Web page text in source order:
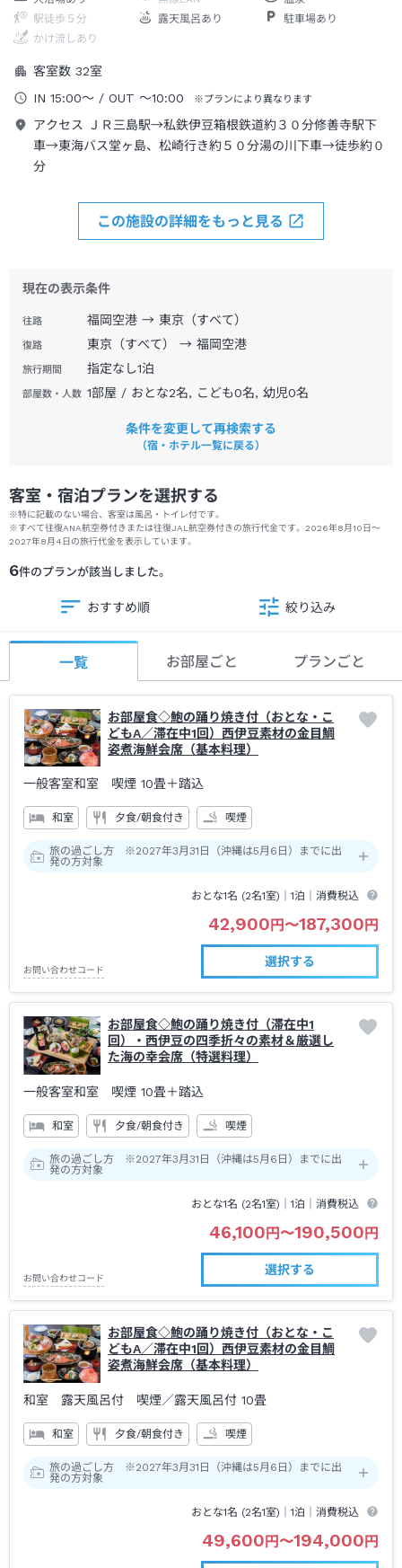
駅徒歩５分
露天風呂あり
駐車場あり
かけ流しあり
客室数 32室
IN 15:00～ / OUT ～10:00 ※プランにより異なります
アクセス
ＪＲ三島駅→私鉄伊豆箱根鉄道約３０分修善寺駅下
車→東海バス堂ヶ島、松崎行き約５０分湯の川下車→徒歩約０
分
この施設の詳細をもっと見る
現在の表示条件
往路 福岡空港 → 東京（すべて）
復路 東京（すべて） → 福岡空港
部屋数・人数 1部屋 / おとな2名, こども0名, 幼児0名
旅行期間 指定なし1泊
条件を変更して再検索する
（宿・ホテル一覧に戻る）
客室・宿泊プランを選択する
※特に記載のない場合、客室は風呂・トイレ付です。
※すべて往復ANA航空券付きまたは往復JAL航空券付きの旅行代金です。 2026年8月10日～
2027年8月4日 の旅行代金を表示しています。
6件のプランが該当しました。
おすすめ順 絞り込み
一覧 お部屋ごと プランごと
お部屋食◇鮑の踊り焼き付（おとな・こ
どもA／滞在中1回）西伊豆素材の金目鯛
姿煮海鮮会席（基本料理）
一般客室和室 喫煙 10畳＋踏込
和室 夕食/朝食付き 喫煙
旅の過ごし方 ※2027年3月31日（沖縄は5月6日）までに出
発の方対象
おとな1名 (2名1室)｜1泊 ｜消費税込
42,900円〜187,300円
お問い合わせコード
選択する
お部屋食◇鮑の踊り焼き付（滞在中1
回）・西伊豆の四季折々の素材＆厳選し
た海の幸会席（特選料理）
一般客室和室 喫煙 10畳＋踏込
和室 夕食/朝食付き 喫煙
旅の過ごし方 ※2027年3月31日（沖縄は5月6日）までに出
発の方対象
おとな1名 (2名1室)｜1泊 ｜消費税込
46,100円〜190,500円
お問い合わせコード
選択する
お部屋食◇鮑の踊り焼き付（おとな・こ
どもA／滞在中1回）西伊豆素材の金目鯛
姿煮海鮮会席（基本料理）
和室 露天風呂付 喫煙／露天風呂付 10畳
和室 夕食/朝食付き 喫煙
旅の過ごし方 ※2027年3月31日（沖縄は5月6日）までに出
発の方対象
おとな1名 (2名1室)｜1泊 ｜消費税込
49,600円〜194,000円